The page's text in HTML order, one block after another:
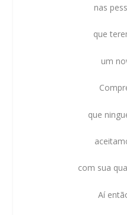
nas
que
um
que
com sua
Aí